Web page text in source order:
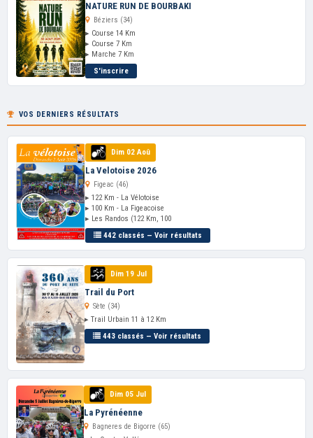
NATURE RUN DE BOURBAKI
Béziers (34)
▸ Course 14 Km
▸ Course 7 Km
▸ Marche 7 Km
S'inscrire
VOS DERNIERS RÉSULTATS
Dim 02 Aoû
La Velotoise 2026
Figeac (46)
▸ 122 Km - La Vélotoise
▸ 100 Km - La Figeacoise
▸ Les Randos (122 Km, 100
442 classés — Voir résultats
Dim 19 Jul
Trail du Port
Sète (34)
▸ Trail Urbain 11 à 12 Km
443 classés — Voir résultats
Dim 05 Jul
La Pyrénéenne
Bagneres de Bigorre (65)